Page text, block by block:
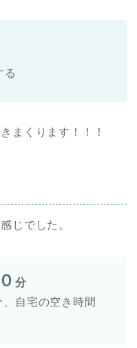
る
まくります！！！
じでした。
分
自宅の空き時間